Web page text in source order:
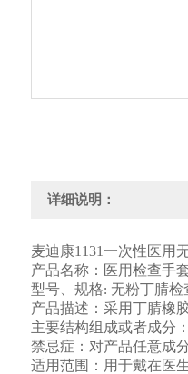
详细说明：
麦迪康1131一次性医用
产品名称 ： 医用检查手
型号、规格: 无粉丁腈检
产品描述 ： 采用丁腈橡
主要结构组成或者成分
禁忌症 ： 对产品任意成
适用范围 ： 用于戴在医